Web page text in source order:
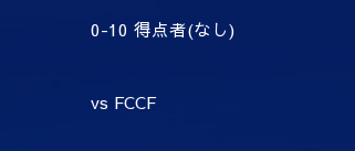
0-10 得点者(なし)
vs FCCF